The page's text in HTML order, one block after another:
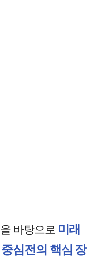
바탕으로 미래
심전의 핵심 장